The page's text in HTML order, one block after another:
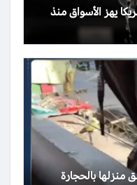
يهز الأسواق منذ
بالحجارة